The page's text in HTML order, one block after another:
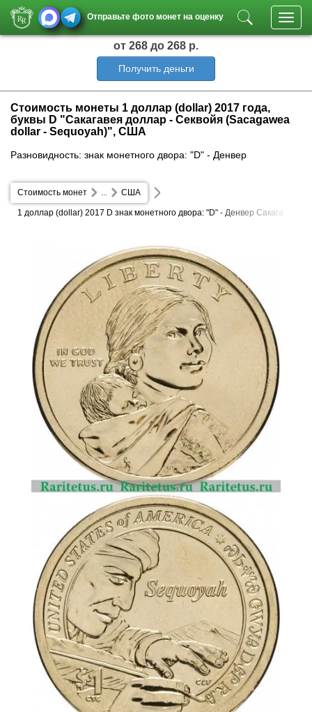
Отправьте фото монет на оценку
от 268 до 268 р.
Получить деньги
Стоимость монеты 1 доллар (dollar) 2017 года,
буквы D "Сакагавея доллар - Секвойя (Sacagawea
dollar - Sequoyah)", США
Разновидность: знак монетного двора: "D" - Денвер
Стоимость монет США
...
1 доллар (dollar) 2017 D знак монетного двора: "D" - Денвер Сакага